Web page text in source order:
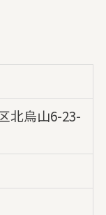
北烏山6-23-